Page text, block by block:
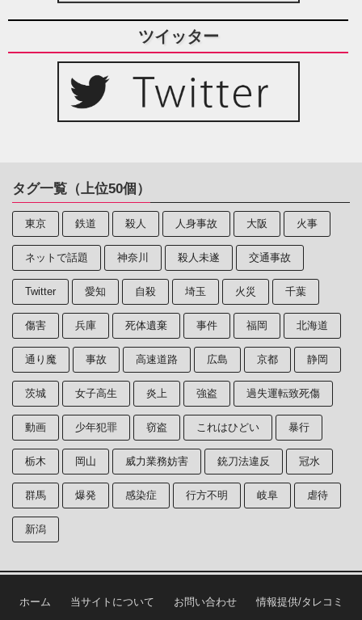
ツイッター
タグ一覧（上位50個）
東京 鉄道 殺人 人身事故 大阪 火事
ネットで話題 神奈川 殺人未遂 交通事故
Twitter 愛知 自殺 埼玉 火災 千葉
傷害 兵庫 死体遺棄 事件 福岡 北海道
通り魔 事故 高速道路 広島 京都 静岡
茨城 女子高生 炎上 強盗 過失運転致死傷
動画 少年犯罪 窃盗 これはひどい 暴行
栃木 岡山 威力業務妨害 銃刀法違反 冠水
群馬 爆発 感染症 行方不明 岐阜 虐待
新潟
ホーム 当サイトについて お問い合わせ 情報提供/タレコミ